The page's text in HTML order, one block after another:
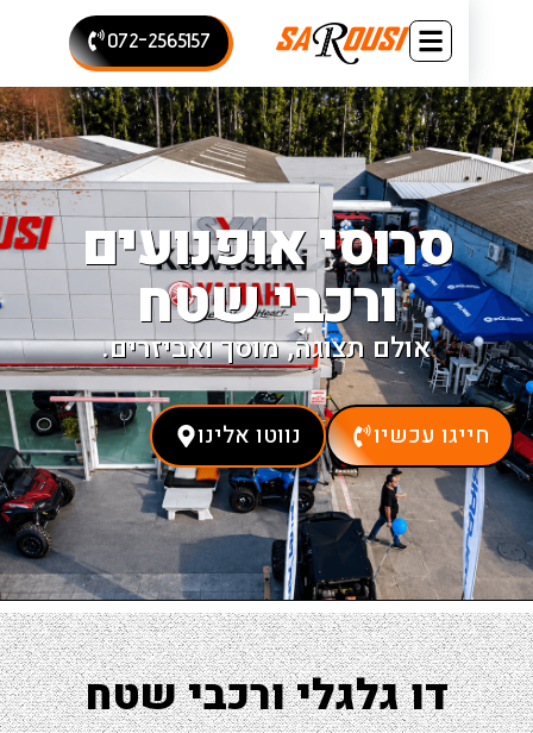
072-2565157
סרוסי אופנועים
ורכבי שטח
אולם תצוגה, מוסך ואביזרים.
עכשיו נווטו אלינו
דו גלגלי ורכבי שטח